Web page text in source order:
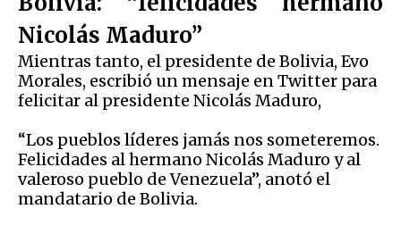
Nicolás Maduro”
Mientras tanto, el presidente de Bolivia, Evo
Morales, escribió un mensaje en Twitter para
felicitar al presidente Nicolás Maduro,
“Los pueblos líderes jamás nos someteremos.
Felicidades al hermano Nicolás Maduro y al
valeroso pueblo de Venezuela”, anotó el
mandatario de Bolivia.